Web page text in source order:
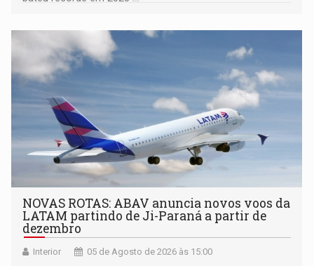
NOVAS ROTAS: ABAV anuncia novos voos da
LATAM partindo de Ji-Paraná a partir de
dezembro
Interior 05 de Agosto de 2026 às 15:00